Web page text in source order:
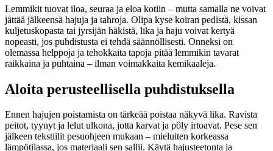
Lemmikit tuovat iloa, seuraa ja eloa kotiin – mutta samalla ne voivat
jättää jälkeensä hajuja ja tahroja. Olipa kyse koiran pedistä, kissan
kuljetuskopasta tai jyrsijän häkistä, lika ja haju voivat kertyä
nopeasti, jos puhdistusta ei tehdä säännöllisesti. Onneksi on
olemassa helppoja ja tehokkaita tapoja pitää lemmikin tavarat
raikkaina ja puhtaina – ilman voimakkaita kemikaaleja.
Aloita perusteellisella puhdistuksella
Ennen hajujen poistamista on tärkeää poistaa näkyvä lika. Ravista
peitot, tyynyt ja lelut ulkona, jotta karvat ja pöly irtoavat. Pese sen
jälkeen tekstiilit pesuohjeen mukaan – mieluiten korkeassa
lämpötilassa, jos materiaali sen sallii. Käytä hajusteetonta ja